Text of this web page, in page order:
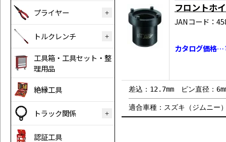
プライヤー
トルクレンチ
工具箱・工具セット・整
理用品
絶縁工具
トラック関係
認証工具
フロントホ
JANコード：
カタログ価格…
差込：12.7mm ピン直径：
適合車種：スズキ（ジムニ